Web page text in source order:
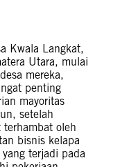
Kwala Langkat,
Utara, mulai
mereka,
penting
mayoritas
setelah
oleh
bisnis kelapa
terjadi pada